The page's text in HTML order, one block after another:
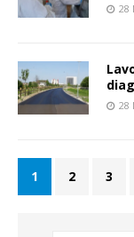
28
28
1 2 3